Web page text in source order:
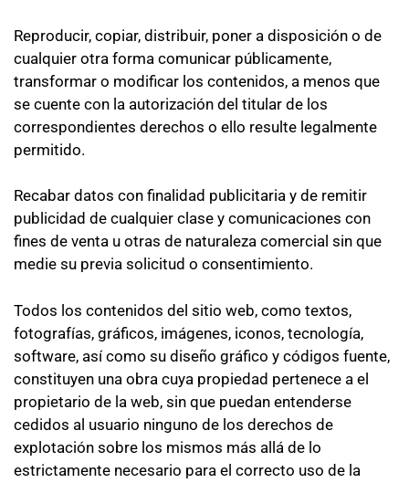
Reproducir, copiar, distribuir, poner a disposición o de
cualquier otra forma comunicar públicamente,
transformar o modificar los contenidos, a menos que
se cuente con la autorización del titular de los
correspondientes derechos o ello resulte legalmente
permitido.
Recabar datos con finalidad publicitaria y de remitir
publicidad de cualquier clase y comunicaciones con
fines de venta u otras de naturaleza comercial sin que
medie su previa solicitud o consentimiento.
Todos los contenidos del sitio web, como textos,
fotografías, gráficos, imágenes, iconos, tecnología,
software, así como su diseño gráfico y códigos fuente,
constituyen una obra cuya propiedad pertenece a el
propietario de la web, sin que puedan entenderse
cedidos al usuario ninguno de los derechos de
explotación sobre los mismos más allá de lo
estrictamente necesario para el correcto uso de la